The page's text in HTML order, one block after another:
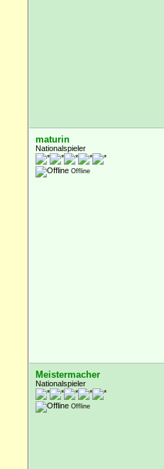
maturin
Nationalspieler
Offline
Meistermacher
Nationalspieler
Offline